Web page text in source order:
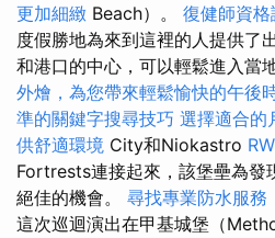
更加細緻 Beach）。 復健師資格
度假勝地為來到這裡的人提供了
和港口的中心，可以輕鬆進入當
外燴，為您帶來輕鬆愉快的午後
準的關鍵字搜尋技巧 選擇適合的
供舒適環境 City和Niokastro
Fortrests連接起來，該堡壘為發
絕佳的機會。 尋找專業防水服務
這次巡迴演出在甲基城堡（